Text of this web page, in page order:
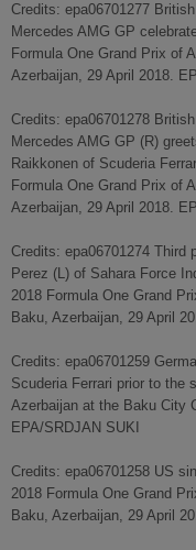
Credits: epa06701277
Mercedes AMG GP
Formula One Grand Prix of
Azerbaijan, 29 April 2018.
Credits: epa06701278
Mercedes AMG GP (R)
Raikkonen of Scuderia
Formula One Grand Prix of
Azerbaijan, 29 April 2018.
Credits: epa06701274 Third
Perez (L) of Sahara Force
2018 Formula One Grand
Baku, Azerbaijan, 29 April
Credits: epa06701259
Scuderia Ferrari prior to the
Azerbaijan at the Baku City
EPA/SRDJAN SUKI
Credits: epa06701258 US
2018 Formula One Grand
Baku, Azerbaijan, 29 April